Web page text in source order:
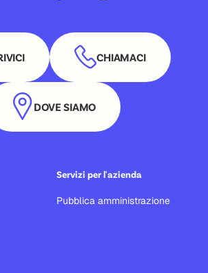
CHIAMACI
DOVE SIAMO
Servizi per l'azienda
Pubblica amministrazione